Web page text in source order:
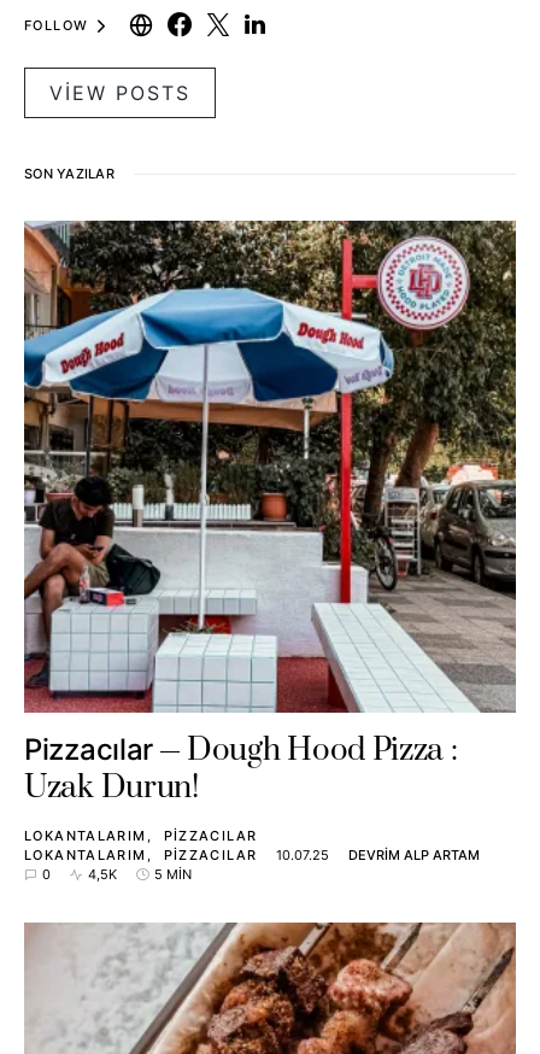
FOLLOW
VIEW POSTS
SON YAZILAR
Pizzacılar
Dough Hood Pizza :
Uzak Durun!
LOKANTALARIM
PIZZACILAR
LOKANTALARIM
PIZZACILAR 10.07.25
DEVRIM ALP ARTAM
0
4,5K 5 MIN